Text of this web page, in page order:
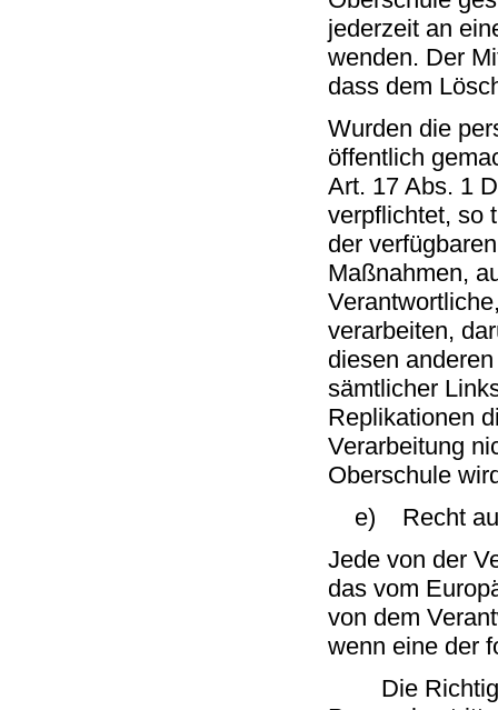
jederzeit an
wenden. Der
dass dem
Wurden die
öffentlich
Art. 17 Abs. 1
verpflichtet, so
der
Maßnahmen,
verarbeiten,
diesen
sämtlicher
Replikationen
Verarbeitung
Oberschule
e) Recht auf
Jede von der
das vom
von dem
wenn eine der
Die